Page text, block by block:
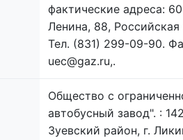
фактические адреса:
Ленина, 88,
Тел. (831) 299-09-90.
uec@gaz.ru,.
Общество с
автобусный завод". :
Зуевский район, г.